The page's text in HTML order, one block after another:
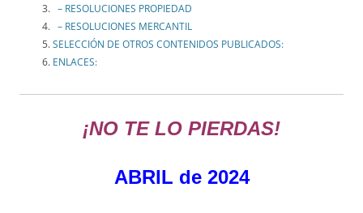
– RESOLUCIONES PROPIEDAD
– RESOLUCIONES MERCANTIL
SELECCIÓN DE OTROS CONTENIDOS PUBLICADOS:
ENLACES:
¡NO TE LO PIERDAS!
ABRIL de 2024